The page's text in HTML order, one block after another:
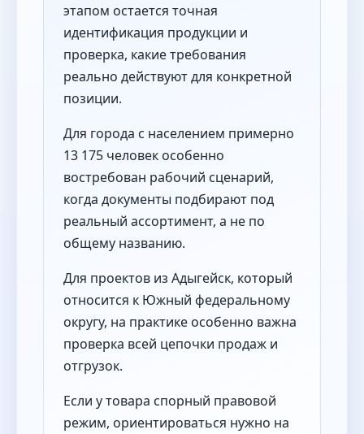
этапом остается точная
идентификация продукции и
проверка, какие требования
реально действуют для конкретной
позиции.
Для города с населением примерно
13 175 человек особенно
востребован рабочий сценарий,
когда документы подбирают под
реальный ассортимент, а не по
общему названию.
Для проектов из Адыгейск, который
относится к Южный федеральному
округу, на практике особенно важна
проверка всей цепочки продаж и
отгрузок.
Если у товара спорный правовой
режим, ориентироваться нужно на